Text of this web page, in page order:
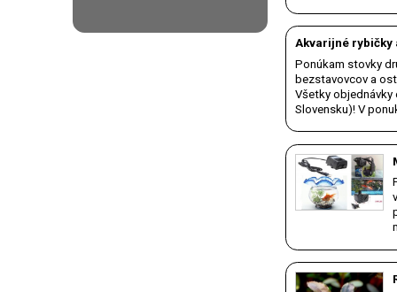
Akvarijné rybičky
Ponúkam stovky
bezstavovcov a
Všetky
Slovensku)! V